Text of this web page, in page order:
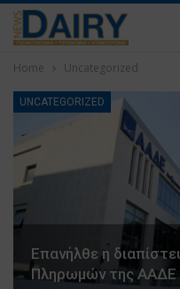
Home Uncategorized
UNCATEGORIZED
Επανήλθε η
Πληρωμών της ΑΑΔΕ